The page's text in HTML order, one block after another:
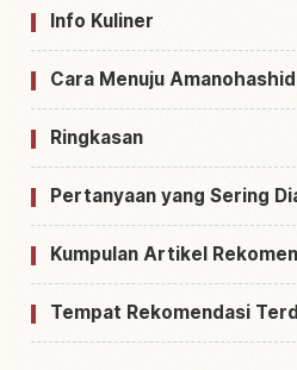
Info Kuliner
Cara Menuju
Ringkasan
Pertanyaan yang Sering
Kumpulan Artikel
Tempat Rekomendasi